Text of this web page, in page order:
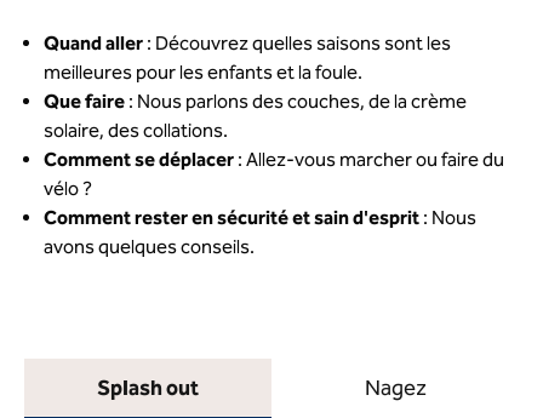
Quand aller : Découvrez quelles saisons sont les
meilleures pour les enfants et la foule.
Que faire : Nous parlons des couches, de la crème
solaire, des collations.
Comment se déplacer : Allez-vous marcher ou faire du
vélo ?
Comment rester en sécurité et sain d'esprit : Nous
avons quelques conseils.
Splash out Nagez